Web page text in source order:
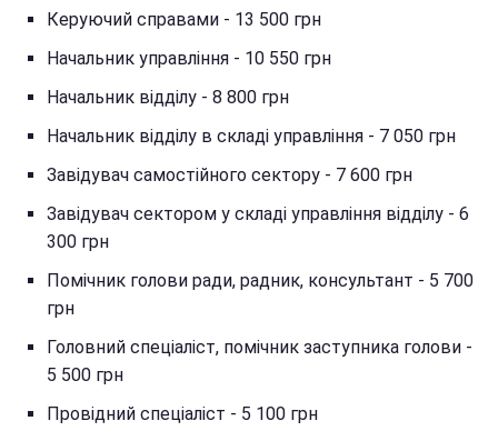
Керуючий справами - 13 500 грн
Начальник управління - 10 550 грн
Начальник відділу - 8 800 грн
Начальник відділу в складі управління - 7 050 грн
Завідувач самостійного сектору - 7 600 грн
Завідувач сектором у складі управління відділу - 6
300 грн
Помічник голови ради, радник, консультант - 5 700
грн
Головний спеціаліст, помічник заступника голови -
5 500 грн
Провідний спеціаліст - 5 100 грн